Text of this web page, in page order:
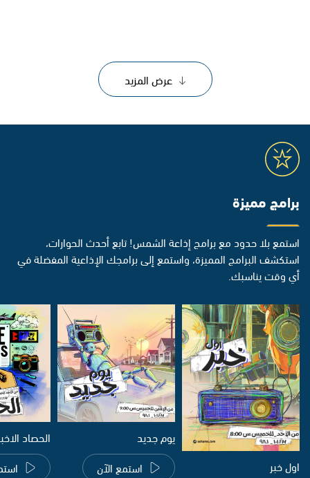
عرض المزيد
برامج مميزة
استمع بلا حدود مع برامج إذاعة الشمس! تابع أحدث الحوارات،
استكشف البرامج المميزة، واستمع إلى برامجك الإذاعية المفضلة في
أي وقت يناسبك.
اول خبر
يوم جديد
استمع الآن
الحصاد